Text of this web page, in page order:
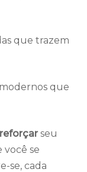
que trazem
que
reforçarseu
você se
se, cada